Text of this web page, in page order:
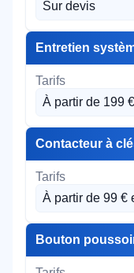
Sur devis
Entretien
À partir de 199
Contacteur à
À partir de 99 €
Bouton